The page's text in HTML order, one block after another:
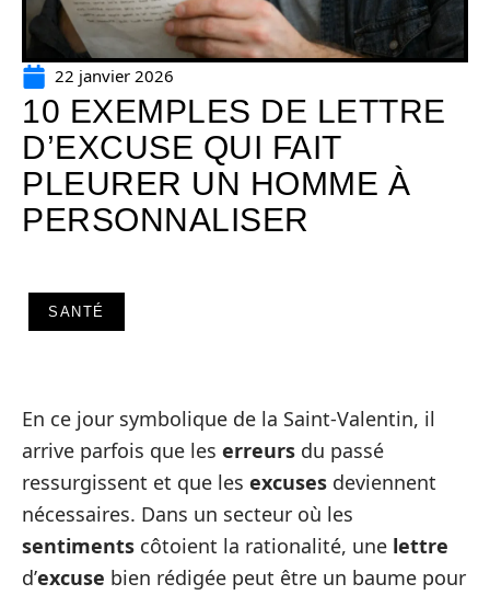
22 janvier 2026
10 EXEMPLES DE LETTRE
D’EXCUSE QUI FAIT
PLEURER UN HOMME À
PERSONNALISER
SANTÉ
En ce jour symbolique de la Saint-Valentin, il
arrive parfois que les erreurs du passé
ressurgissent et que les excuses deviennent
nécessaires. Dans un secteur où les
sentiments côtoient la rationalité, une lettre
d’excuse bien rédigée peut être un baume pour